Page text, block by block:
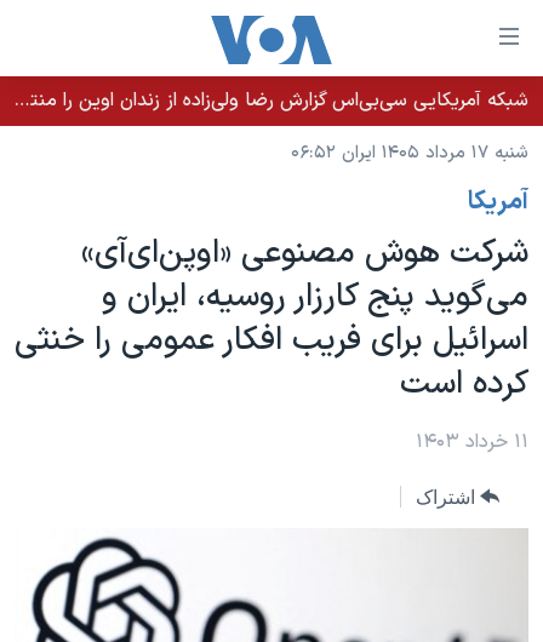
لینکهای
قابل
دسترسی
جهش
محتوای
اصلی
جهش
به
صفحه
اصلی
جهش
خانه
نسخه سبک وب‌سایت
موضوع ها
ایران
آمریکا
جهان
ورزشی
گزیده‌ها
برنامه های تلویزیونی
جدول برنامه ها
صفحه‌های ویژه
جام جهانی ۲۰۲۶
عملیات خشم حماسی
فرکانس‌های صدای آمریکا
پخش رادیویی
یادگیری زبان انگلیسی
شبکه آمریکایی سی‌بی‌‌اس گزارش رضا ولی‌زاده از زندان اوین را منتشر کرد؛ کامران حکمتی پیش از آغاز شیمی‌درمانی به زندان بازگردانده شد
شنبه ۱۷ مرداد ۱۴۰۵ ایران ۰۶:۵۲
آمريکا
شرکت هوش‌ مصنوعی «اوپن‌ای‌آی»
می‌گوید پنج کارزار روسیه، ایران و
اسرائيل برای فریب افکار عمومی را خنثی
کرده است
۱۱ خرداد ۱۴۰۳
اشتراک